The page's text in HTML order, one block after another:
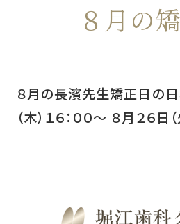
８月の
８月の長濱先生矯正日の日
（木）１６：００〜 ８月２６日